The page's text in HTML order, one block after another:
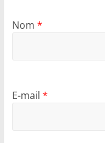
Nom *
E-mail *